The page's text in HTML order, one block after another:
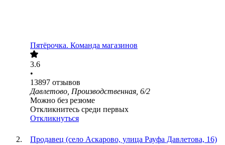
Пятёрочка. Команда магазинов
3.6
•
13897 отзывов
Давлетово, Производственная, 6/2
Можно без резюме
Откликнитесь среди первых
Откликнуться
Продавец (село Аскарово, улица Рауфа Давлетова, 16)